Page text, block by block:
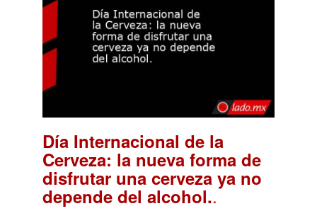
Día Internacional de la
Cerveza: la nueva forma de
disfrutar una cerveza ya no
depende del alcohol..